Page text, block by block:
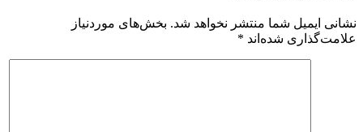
نشانی ایمیل شما منتشر نخواهد شد. بخش‌های موردنیاز
علامت‌گذاری شده‌اند *